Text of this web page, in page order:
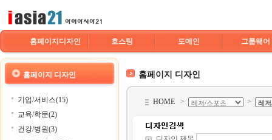
홈페이지디자인 호스팅 도메인 그룹웨어
홈페이지 디자인
기업/서비스(15)
교육/학문(2)
건강/병원(3)
홈페이지 디자인
HOME > >